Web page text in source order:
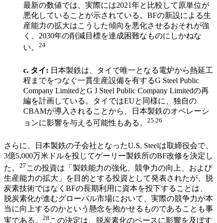
最新の数値では、実際には2021年と比較して原単位が
悪化していることが示されている。BFの新設による生
産能力の拡大はこうした傾向を悪化させるおそれが強
く、2030年の削減目標を達成困難なものにしかねな
い。 24
c. タイ: 日本製鉄は、タイで唯一となる電炉から熱延工
程までをつなぐ一貫生産設備を有するG Steel Public
Company LimitedとG J Steel Public Company Limitedの再
編を計画している。タイではEUと同様に、独自の
CBAMが導入されることから、日本製鉄のオペレーシ
ョンに影響を与える可能性もある。 25 26
さらに、日本製鉄の子会社となったU.S. Steelは取締役会で、
3億5,000万米ドルを投じてゲーリー製鉄所のBF改修を決定し
た。 27 この投資は「製鉄能力の強化、競争力の向上、および
生産能力の拡大」を目的とする投資として発表されたが、脱
炭素技術ではなくBFの長期利用に資本を投下することは、
脱炭素化が進むグローバル市場において、実際の競争力が本
当に向上するのかという懸念を抱かせるものであることも事
実である。 28 この決定は、脱炭素化のペースに影響を及ぼす